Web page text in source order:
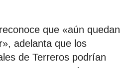
que «aún quedan
adelanta que los
de Terreros podrían